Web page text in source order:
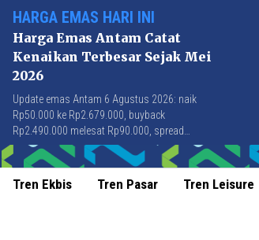
HARGA EMAS HARI INI
Harga Emas Antam Catat
Kenaikan Terbesar Sejak Mei
2026
Update emas Antam 6 Agustus 2026: naik
Rp50.000 ke Rp2.679.000, buyback
Rp2.490.000 melesat Rp90.000, spread
Rp189.000 tersempit sejak awal April 2026.
Tren Ekbis Tren Pasar Tren Leisure